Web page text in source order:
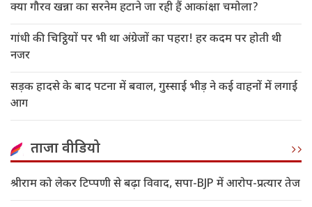
क्या गौरव खन्ना का सरनेम हटाने जा रही हैं आकांक्षा चमोला?
गांधी की चिट्ठियों पर भी था अंग्रेजों का पहरा! हर कदम पर होती थी
नजर
सड़क हादसे के बाद पटना में बवाल, गुस्साई भीड़ ने कई वाहनों में लगाई
आग
ताजा वीडियो
श्रीराम को लेकर टिप्पणी से बढ़ा विवाद, सपा-BJP में आरोप-प्रत्यार तेज